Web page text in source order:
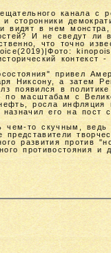
канала с
сторонники
видят в нем
И не сведут ли
что точно
контекст
привел
Никсону, а затем
появился в
по масштабам с
росла инфляция
его на пост
чем-то скучным,
развития против
противостояния